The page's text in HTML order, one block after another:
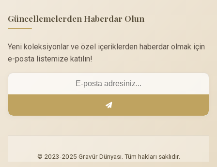
Güncellemelerden Haberdar Olun
Yeni koleksiyonlar ve özel içeriklerden haberdar olmak için
e-posta listemize katılın!
© 2023-2025 Gravür Dünyası. Tüm hakları saklıdır.